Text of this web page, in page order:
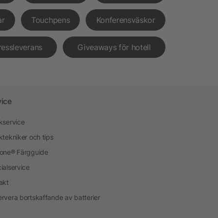
Touchpens Konferensväskor
Giveaways för hotell
och tips
Färgguide
bortskaffande av batterier